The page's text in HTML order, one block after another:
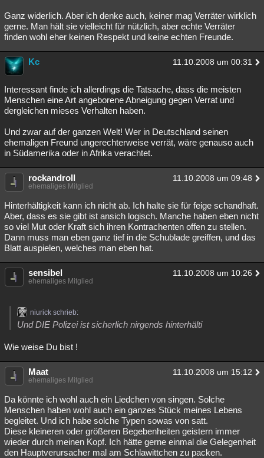
Ganz widerlich. Aber ich denke auch, keiner mag Verräter wirklich
gerne. Man hält sie vielleicht für nützlich, aber echte Verräter
finden wohl eher keinen Respekt und keine echten Freunde.
Kc 11.10.2008 um 00:31
Interessant finde ich allerdings die Tatsache, dass die meisten
Menschen eine Art angeborene Abneigung gegen Verrat und
dergleichen mieses Verhalten haben.
Und zwar auf der ganzen Welt! Wer in Deutschland seinen
ehemaligen Freund ungerechterweise verrät, wäre genauso auch
in Südamerika oder in Afrika verachtet.
rockandroll 11.10.2008 um 09:48
ehemaliges Mitglied
Hinterhältigkeit kann ich nicht ab. Ich halte sie für feige schandhaft.
Aber, dass es sie gibt ist ansich logisch. Manche haben eben nicht
so viel Mut oder Kraft sich ihren Kontrachenten offen zu stellen.
Dann muss man eben ganz tief in die Schublade greiffen, und das
Blatt auspielen, welches man eben hat.
sensibel 11.10.2008 um 10:26
ehemaliges Mitglied
niurick schrieb:
Und DIE Polizei ist sicherlich nirgends hinterhälti
Wie weise Du bist !
Maat 11.10.2008 um 15:12
ehemaliges Mitglied
Da könnte ich wohl auch ein Liedchen von singen. Solche
Menschen haben wohl auch ein ganzes Stück meines Lebens
begleitet. Und ich habe solche Typen sowas von satt.
Diese kleineren oder größeren Begebenheiten geistern immer
wieder durch meinen Kopf. Ich hätte gerne einmal die Gelegenheit
den Hauptverursacher mal am Schlawittchen zu packen.